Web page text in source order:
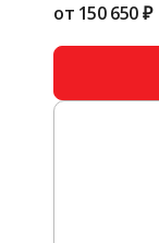
от 150 650 ₽